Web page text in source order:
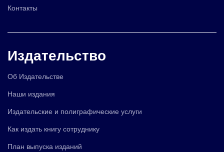
Контакты
Издательство
Об Издательстве
Наши издания
Издательские и полиграфические услуги
Как издать книгу сотруднику
План выпуска изданий